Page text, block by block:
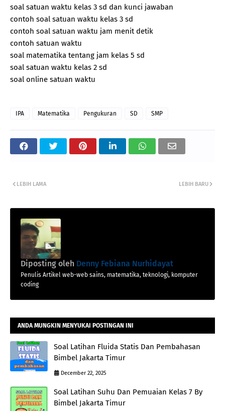
soal satuan waktu kelas 3 sd dan kunci jawaban
contoh soal satuan waktu kelas 3 sd
contoh soal satuan waktu jam menit detik
contoh satuan waktu
soal matematika tentang jam kelas 5 sd
soal satuan waktu kelas 2 sd
soal online satuan waktu
IPA Matematika Pengukuran SD SMP
LEBIH BARU
LEBIH LAMA
Diposting oleh Denny Febiana Nurhidayat
Penulis Artikel web-web sains, matematika, teknologi, komputer
coding
ANDA MUNGKIN MENYUKAI POSTINGAN INI
Soal Latihan Fluida Statis Dan Pembahasan
Bimbel Jakarta Timur
December 22, 2025
Soal Latihan Suhu Dan Pemuaian Kelas 7 By
Bimbel Jakarta Timur